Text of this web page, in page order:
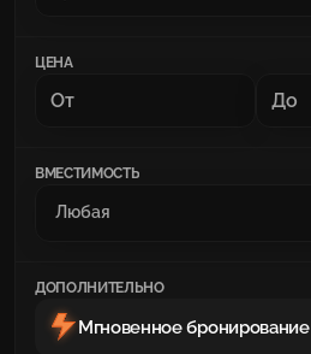
ЦЕНА
ВМЕСТИМОСТЬ
ДОПОЛНИТЕЛЬНО
Мгновенное бронирование